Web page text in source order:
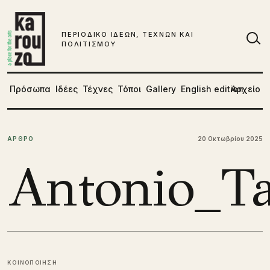
ΠΕΡΙΟΔΙΚΟ ΙΔΕΩΝ, ΤΕΧΝΩΝ ΚΑΙ
ΠΟΛΙΤΙΣΜΟΥ
Πρόσωπα Ιδέες Τέχνες Τόποι Gallery English editionΑρχείο
ΑΡΘΡΟ 20 Οκτωβρίου 2025
ΚΟΙΝΟΠΟΙΗΣΗ